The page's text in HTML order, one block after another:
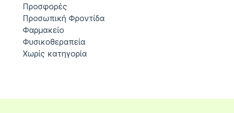
Προσφορές
Προσωπική Φροντίδα
Φαρμακείο
Φυσικοθεραπεία
Χωρίς κατηγορία